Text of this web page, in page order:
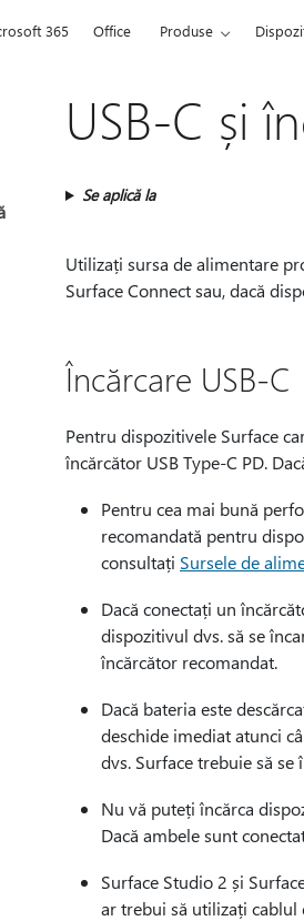
365 Office Produse
USB-C și
Se aplică la
Utilizați sursa de alimentare
Surface Connect sau, dacă
Încărcare USB-C
Pentru dispozitivele Surface
încărcător USB Type-C PD.
Pentru cea mai bună
recomandată pentru
consultați Sursele de
Dacă conectați un
dispozitivul dvs. să se
încărcător recomandat.
Dacă bateria este
deschide imediat atunci
dvs. Surface trebuie să se
Nu vă puteți încărca
Dacă ambele sunt
Surface Studio 2 și
ar trebui să utilizați cablul